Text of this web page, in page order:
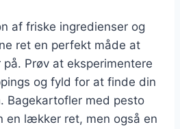
af friske ingredienser og
ret en perfekt måde at
Prøv at eksperimentere
og fyld for at finde din
Bagekartofler med pesto
en lækker ret, men også en